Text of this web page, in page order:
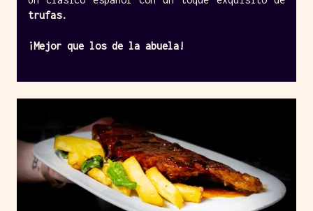
trufas.
¡Mejor que los de la abuela!